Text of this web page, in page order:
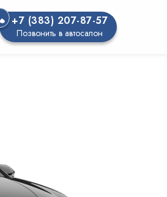
+7 (383) 207-87-57
Позвонить в автосалон